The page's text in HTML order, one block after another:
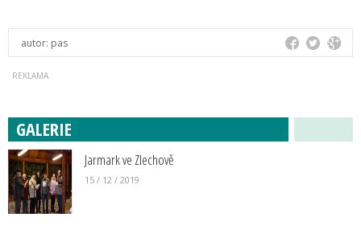
autor: pas
GALERIE
Jarmark ve Zlechově
15 / 12 / 2019